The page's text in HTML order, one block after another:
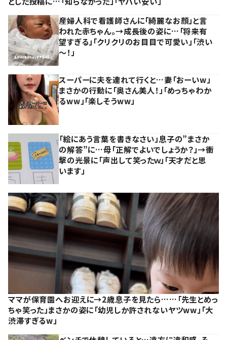
産婦人科で看護師さんに「綺麗なお顔」と言
われた赤ちゃん。→成長後の姿に…「将来有
望すぎる」「クリクリのお目目で可愛い」「渋い
～！」
スーパーに夫を連れて行くと…妻「おーいw」
まさかの行動に「奥さん美人！」「めっちゃわか
るww」「楽しそうww」
「絵にあう言葉を書きなさい」息子の”まさか
の解答”に…母「正解でよいでしょうか？」→衝
撃の光景に「声出して笑ったｗ」「天才だと思
います」
ママが保育園へお迎えに→2歳息子を見たら……「先生とめっ
ちゃ笑った」まさかの姿に「幼児しか許されないヤツww」「大
渋滞すぎるw」